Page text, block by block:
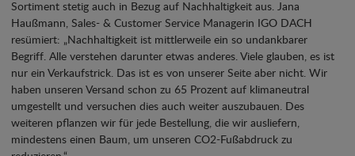
Sortiment stetig auch in Bezug auf Nachhaltigkeit aus. Jana
Haußmann, Sales- & Customer Service Managerin IGO DACH
resümiert: „Nachhaltigkeit ist mittlerweile ein so undankbarer
Begriff. Alle verstehen darunter etwas anderes. Viele glauben, es ist
nur ein Verkaufstrick. Das ist es von unserer Seite aber nicht. Wir
haben unseren Versand schon zu 65 Prozent auf klimaneutral
umgestellt und versuchen dies auch weiter auszubauen. Des
weiteren pflanzen wir für jede Bestellung, die wir ausliefern,
mindestens einen Baum, um unseren CO2-Fußabdruck zu